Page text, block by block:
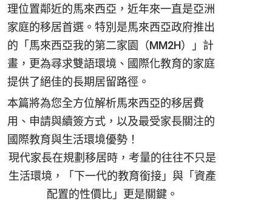
理位置鄰近的馬來西亞，近年來一直是亞洲
家庭的移居首選。特別是馬來西亞政府推出
的「馬來西亞我的第二家園（MM2H）」計
畫，更為尋求雙語環境、國際化教育的家庭
提供了絕佳的長期居留路徑。
本篇將為您全方位解析馬來西亞的移居費
用、申請與續簽方式，以及最受家長關注的
國際教育與生活環境優勢！
現代家長在規劃移居時，考量的往往不只是
生活環境，「下一代的教育銜接」與「資產
配置的性價比」更是關鍵。